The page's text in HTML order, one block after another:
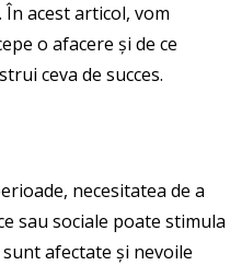
acest articol, vom
o afacere și de ce
ceva de succes.
necesitatea de a
sau sociale poate stimula
afectate și nevoile